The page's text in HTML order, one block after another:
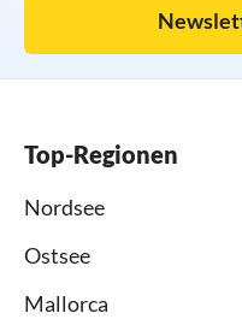
Top-Regionen
Nordsee
Ostsee
Mallorca